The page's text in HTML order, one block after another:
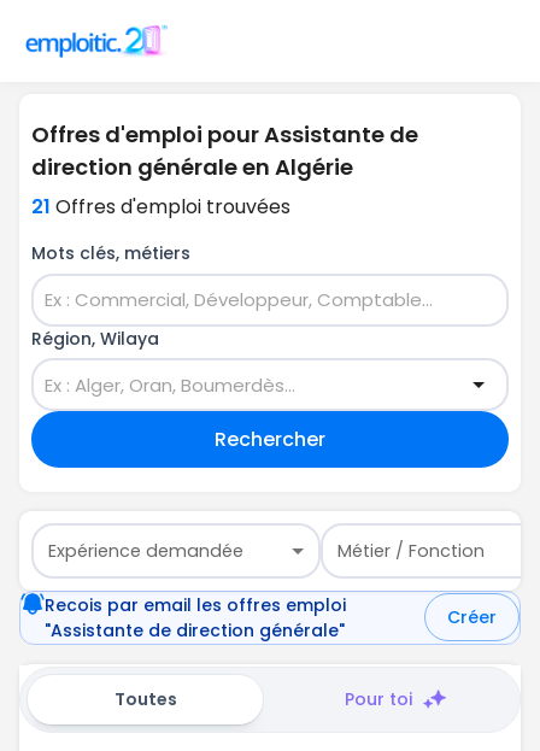
Offres d'emploi pour Assistante de
direction générale en Algérie
21 Offres d'emploi trouvées
Mots clés, métiers
Région, Wilaya
Rechercher
Expérience demandée Métier / Fonction
Recois par email les offres emploi
"Assistante de direction générale"
Créer
Toutes Pour toi